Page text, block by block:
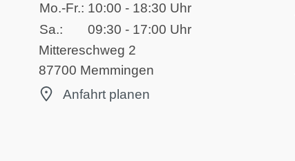
Mo.-Fr.: 10:00 - 18:30 Uhr
Sa.:
09:30 - 17:00 Uhr
Mittereschweg 2
87700 Memmingen
Anfahrt planen